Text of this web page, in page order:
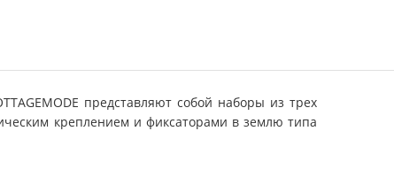
представляют собой наборы из трех
креплением и фиксаторами в землю типа